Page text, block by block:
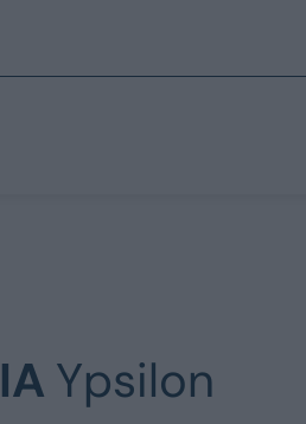
€ 35.000Ypsilon